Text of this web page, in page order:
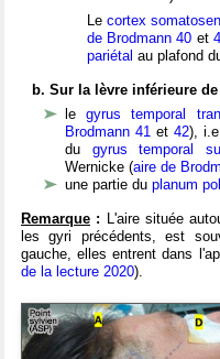
Lecortex
de Brodmann 40 et
pariétal au plafond
b. Sur la lèvre inférieure
legyrus temporal
Brodmann 41 et42),
du gyrus temporal
Wernicke (aire de
une partie du planum
Remarque :
L'aire située
les gyri précédents, est
gauche, elles entrent dans
de la lecture 2020).